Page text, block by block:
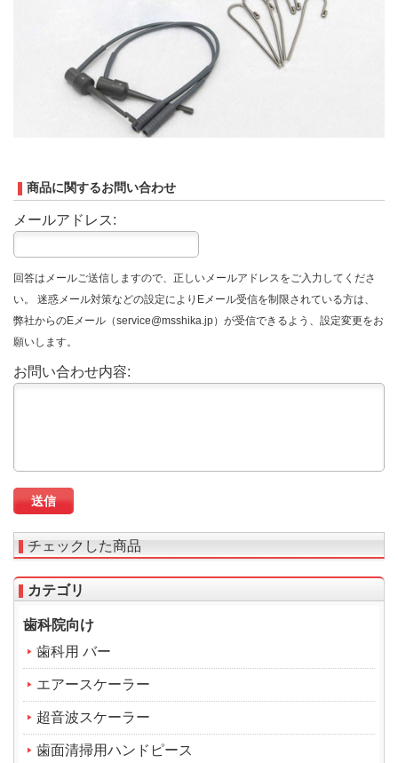
商品に関するお問い合わせ
メールアドレス:
回答はメールご送信しますので、正しいメールアドレスをご入力してくださ
い。 迷惑メール対策などの設定によりEメール受信を制限されている方は、
弊社からのEメール（service@msshika.jp）が受信できるよう、設定変更をお
願いします。
お問い合わせ内容:
チェックした商品
カテゴリ
歯科院向け
歯科用 バー
エアースケーラー
超音波スケーラー
歯面清掃用ハンドピース